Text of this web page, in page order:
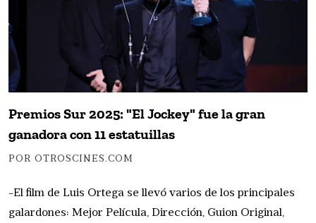
Premios Sur 2025: "El Jockey" fue la gran
ganadora con 11 estatuillas
POR OTROSCINES.COM
-El film de Luis Ortega se llevó varios de los principales
galardones: Mejor Película, Dirección, Guion Original,